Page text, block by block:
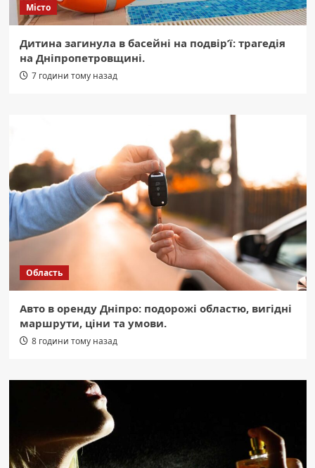
Місто
Дитина загинула в басейні на подвір’ї: трагедія
на Дніпропетровщині.
7 години тому назад
Область
Авто в оренду Дніпро: подорожі областю, вигідні
маршрути, ціни та умови.
8 години тому назад